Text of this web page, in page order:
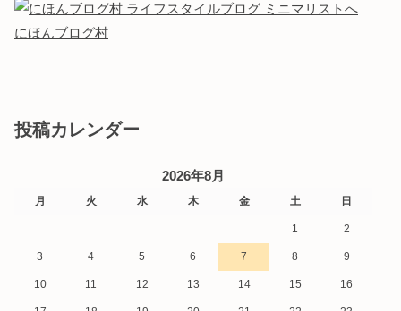
にほんブログ村
投稿カレンダー
2026年8月
月 火 水 木 金 土 日
1 2
3 4 5 6 7 8 9
10 11 12 13 14 15 16